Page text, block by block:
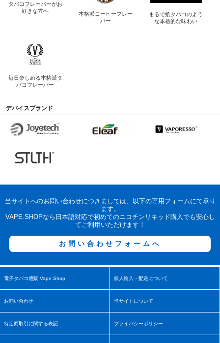
タバコフレーバーがお
好きな方へ
本格派コーヒーフレー
バー
まるで紙タバコのよう
な本格的な味わい
毎日楽しめる本格派タ
バコフレーバー
デバイスブランド
当サイトへのお問い合わせにつきましては、以下の専用フォームにて承り
ます。
VAPE.SHOPなら日本語対応で初めてのニコチンリキッド購入でも安心し
てご利用いただけます！
お問い合わせフォームへ
電子タバコ通販 Vape.Shop 個人輸入・配送について
お問い合わせ 当サイトについて
特定商取引に関する表記 プライバシーポリシー